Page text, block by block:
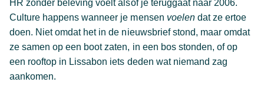
HR zonder beleving voelt alsof je teruggaat naar 2006.
Culture happens wanneer je mensen voelendat ze ertoe
doen. Niet omdat het in de nieuwsbrief stond, maar omdat
ze samen op een boot zaten, in een bos stonden, of op
een rooftop in Lissabon iets deden wat niemand zag
aankomen.